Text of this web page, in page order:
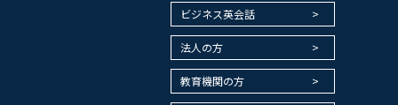
ビジネス英会話
法人の方
教育機関の方